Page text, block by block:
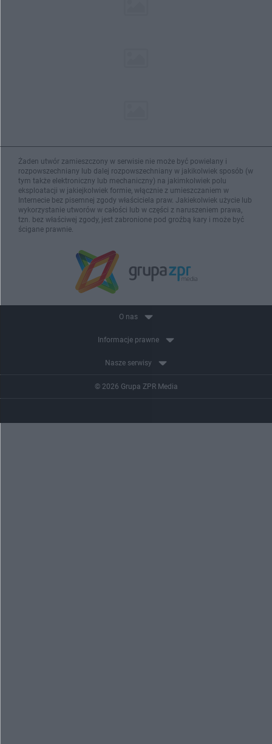
Żaden utwór zamieszczony w serwisie nie może być powielany i
rozpowszechniany lub dalej rozpowszechniany w jakikolwiek sposób (w
tym także elektroniczny lub mechaniczny) na jakimkolwiek polu
eksploatacji w jakiejkolwiek formie, włącznie z umieszczaniem w
Internecie bez pisemnej zgody właściciela praw. Jakiekolwiek użycie lub
wykorzystanie utworów w całości lub w części z naruszeniem prawa,
tzn. bez właściwej zgody, jest zabronione pod groźbą kary i może być
ścigane prawnie.
O nas
Informacje prawne
Nasze serwisy
© 2026 Grupa ZPR Media